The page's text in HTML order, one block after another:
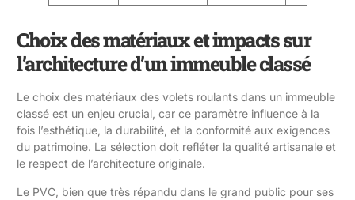
Choix des matériaux et impacts sur
l’architecture d’un immeuble classé
Le choix des matériaux des volets roulants dans un immeuble
classé est un enjeu crucial, car ce paramètre influence à la
fois l’esthétique, la durabilité, et la conformité aux exigences
du patrimoine. La sélection doit refléter la qualité artisanale et
le respect de l’architecture originale.
Le PVC, bien que très répandu dans le grand public pour ses